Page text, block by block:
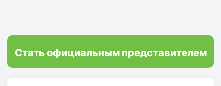
Стать официальным представителем